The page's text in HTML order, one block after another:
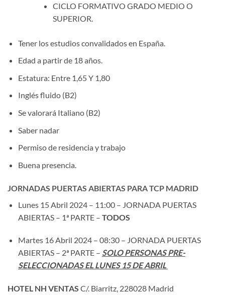
CICLO FORMATIVO GRADO MEDIO O
SUPERIOR.
Tener los estudios convalidados en España.
Edad a partir de 18 años.
Estatura: Entre 1,65 Y 1,80
Inglés fluido (B2)
Se valorará Italiano (B2)
Saber nadar
Permiso de residencia y trabajo
Buena presencia.
JORNADAS PUERTAS ABIERTAS PARA TCP MADRID
Lunes 15 Abril 2024 – 11:00 – JORNADA PUERTAS
ABIERTAS – 1ª PARTE – TODOS
Martes 16 Abril 2024 – 08:30 – JORNADA PUERTAS
ABIERTAS – 2ª PARTE – SOLO PERSONAS PRE-
SELECCIONADAS EL LUNES 15 DE ABRIL
HOTEL NH VENTAS C/. Biarritz, 228028 Madrid